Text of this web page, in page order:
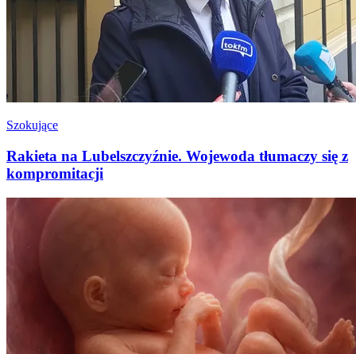
Szokujące
Rakieta na Lubelszczyźnie. Wojewoda tłumaczy się z
kompromitacji